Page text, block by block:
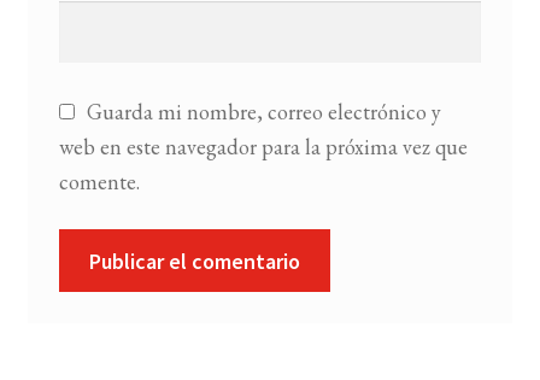
Guarda mi nombre, correo electrónico y
web en este navegador para la próxima vez que
comente.